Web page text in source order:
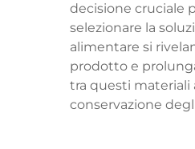
decisione cruciale
selezionare la
alimentare si
prodotto e
tra questi materiali
conservazione